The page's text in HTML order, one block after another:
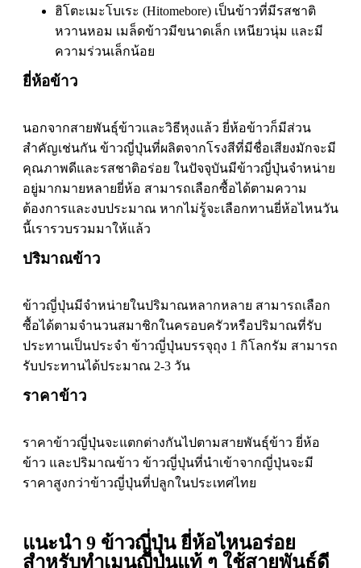
ฮิโตะเมะโบเระ (Hitomebore) เป็นข้าวที่มีรสชาติ
หวานหอม เมล็ดข้าวมีขนาดเล็ก เหนียวนุ่ม และมี
ความร่วนเล็กน้อย
ยี่ห้อข้าว
นอกจากสายพันธุ์ข้าวและวิธีหุงแล้ว ยี่ห้อข้าวก็มีส่วน
สำคัญเช่นกัน ข้าวญี่ปุ่นที่ผลิตจากโรงสีที่มีชื่อเสียงมักจะมี
คุณภาพดีและรสชาติอร่อย ในปัจจุบันมีข้าวญี่ปุ่นจำหน่าย
อยู่มากมายหลายยี่ห้อ สามารถเลือกซื้อได้ตามความ
ต้องการและงบประมาณ หากไม่รู้จะเลือกทานยี่ห้อไหนวัน
นี้เรารวบรวมมาให้แล้ว
ปริมาณข้าว
ข้าวญี่ปุ่นมีจำหน่ายในปริมาณหลากหลาย สามารถเลือก
ซื้อได้ตามจำนวนสมาชิกในครอบครัวหรือปริมาณที่รับ
ประทานเป็นประจำ ข้าวญี่ปุ่นบรรจุถุง 1 กิโลกรัม สามารถ
รับประทานได้ประมาณ 2-3 วัน
ราคาข้าว
ราคาข้าวญี่ปุ่นจะแตกต่างกันไปตามสายพันธุ์ข้าว ยี่ห้อ
ข้าว และปริมาณข้าว ข้าวญี่ปุ่นที่นำเข้าจากญี่ปุ่นจะมี
ราคาสูงกว่าข้าวญี่ปุ่นที่ปลูกในประเทศไทย
แนะนำ 9 ข้าวญี่ปุ่น ยี่ห้อไหนอร่อย
สำหรับทำเมนูญี่ปุ่นแท้ ๆ ใช้สายพันธุ์ดี